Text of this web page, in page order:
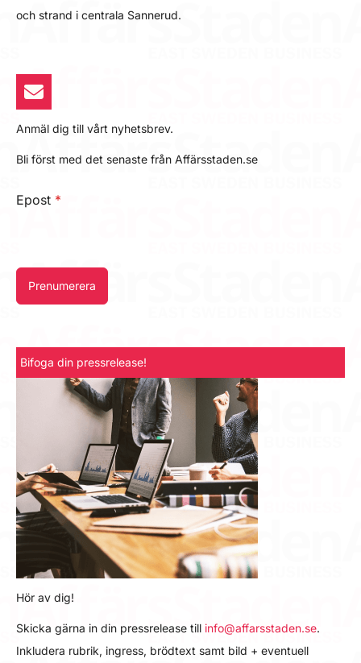
och strand i centrala Sannerud.
Anmäl dig till vårt nyhetsbrev.
Bli först med det senaste från Affärsstaden.se
Epost *
Prenumerera
Bifoga din pressrelease!
Hör av dig!
Skicka gärna in din pressrelease till info@affarsstaden.se.
Inkludera rubrik, ingress, brödtext samt bild + eventuell